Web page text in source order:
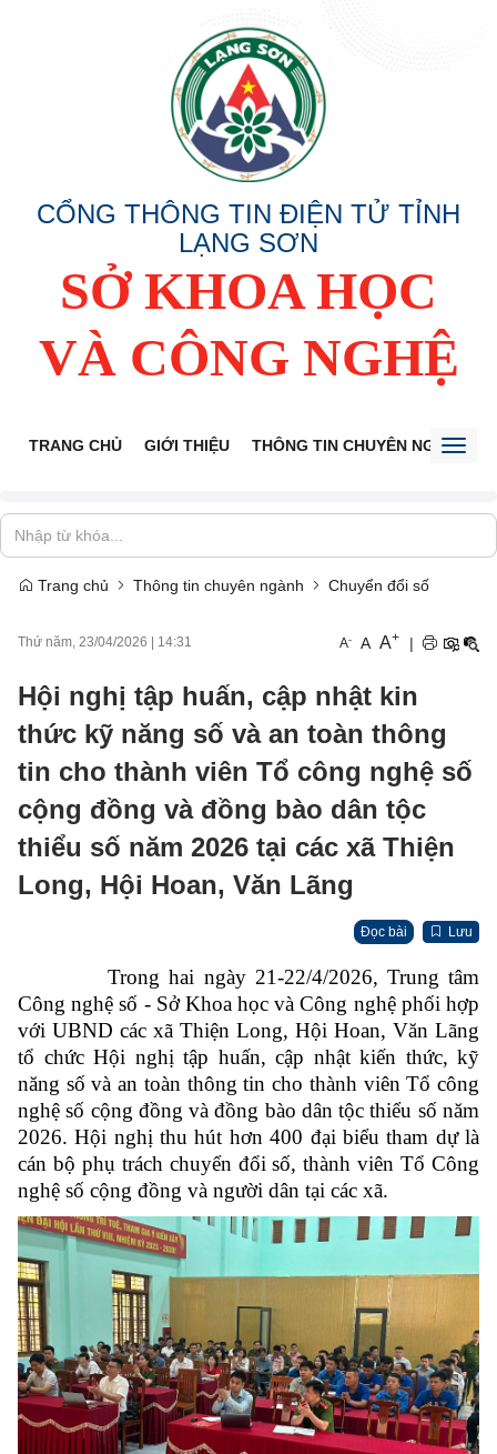
CỔNG THÔNG TIN ĐIỆN TỬ TỈNH
LẠNG SƠN
SỞ KHOA HỌC
VÀ CÔNG NGHỆ
TRANG CHỦ GIỚI THIỆU THÔNG TIN CHUYÊN NGÀNH
Trang chủ Thông tin chuyên ngành Chuyển đổi số
Thứ năm, 23/04/2026 14:31 A- A A+ |
Hội nghị tập huấn, cập nhật kin
thức kỹ năng số và an toàn thông
tin cho thành viên Tổ công nghệ số
cộng đồng và đồng bào dân tộc
thiểu số năm 2026 tại các xã Thiện
Long, Hội Hoan, Văn Lãng
Đọc bài Lưu
Trong hai ngày 21-22/4/2026, Trung tâm
Công nghệ số - Sở Khoa học và Công nghệ phối hợp
với UBND các xã Thiện Long, Hội Hoan, Văn Lãng
tổ chức Hội nghị tập huấn, cập nhật kiến thức, kỹ
năng số và an toàn thông tin cho thành viên Tổ công
nghệ số cộng đồng và đồng bào dân tộc thiểu số năm
2026. Hội nghị thu hút hơn 400 đại biểu tham dự là
cán bộ phụ trách chuyển đổi số, thành viên Tổ Công
nghệ số cộng đồng và người dân tại các xã.